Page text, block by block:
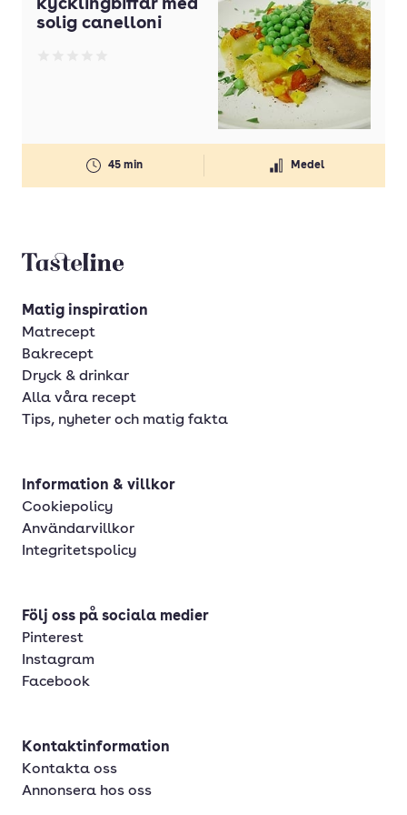
Färsk pasta
Makaroner
Pastasnäckor
Pastaspiraler
Penne
Penne pasta
Quinoaspaghetti
Rigatoni
Snabbmakaroner
Spaghetti
Tagliatelle
Tortiglioni
kycklingbiffar med
solig canelloni
45 min Medel
Tasteline startsida
Matig inspiration
Matrecept
Bakrecept
Dryck & drinkar
Alla våra recept
Tips, nyheter och matig fakta
Information & villkor
Cookiepolicy
Användarvillkor
Integritetspolicy
Följ oss på sociala medier
Pinterest
Instagram
Facebook
Kontaktinformation
Kontakta oss
Annonsera hos oss